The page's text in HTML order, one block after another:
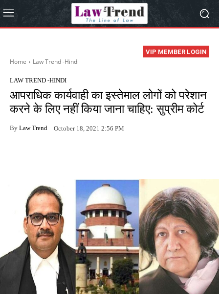
VIP MEMBER LOGIN
Home Law Trend -Hindi
LAW TREND -HINDI
आपराधिक कार्यवाही का इस्तेमाल लोगों को परेशान
करने के लिए नहीं किया जाना चाहिए: सुप्रीम कोर्ट
By Law Trend October 18, 2021 2:56 PM